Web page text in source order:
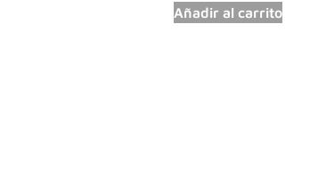
Añadir al carrito